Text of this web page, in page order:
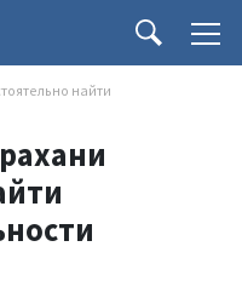
найти